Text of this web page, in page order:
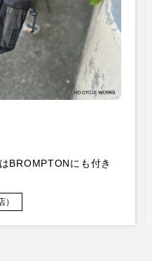
BROMPTONにも付き